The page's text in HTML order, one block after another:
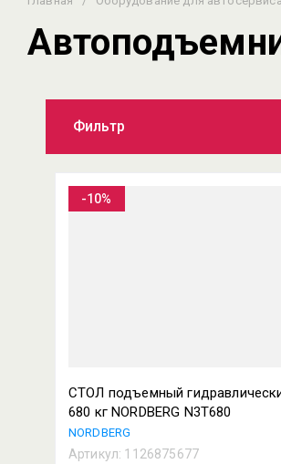
Фильтр
-10%
СТОЛ подъемный
680 кг NORDBERG N3T680
NORDBERG
Артикул: 1126875677